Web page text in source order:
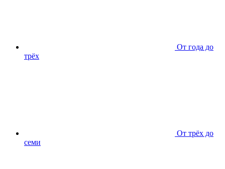
От года до
трёх
От трёх до
семи